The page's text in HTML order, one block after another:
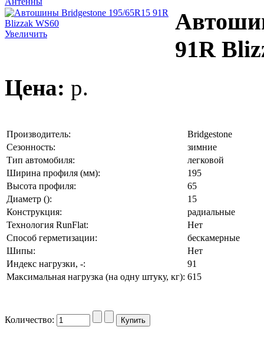
Увеличить
91R
Цена: p.
Производитель:
Bridgestone
Сезонность:
зимние
Тип автомобиля:
легковой
Ширина профиля (мм):
195
Высота профиля:
65
Диаметр ():
15
Конструкция:
радиальные
Технология RunFlat:
Нет
Способ герметизации:
бескамерные
Шипы:
Нет
Индекс нагрузки, -:
91
Максимальная нагрузка (на одну штуку, кг): 615
Количество: